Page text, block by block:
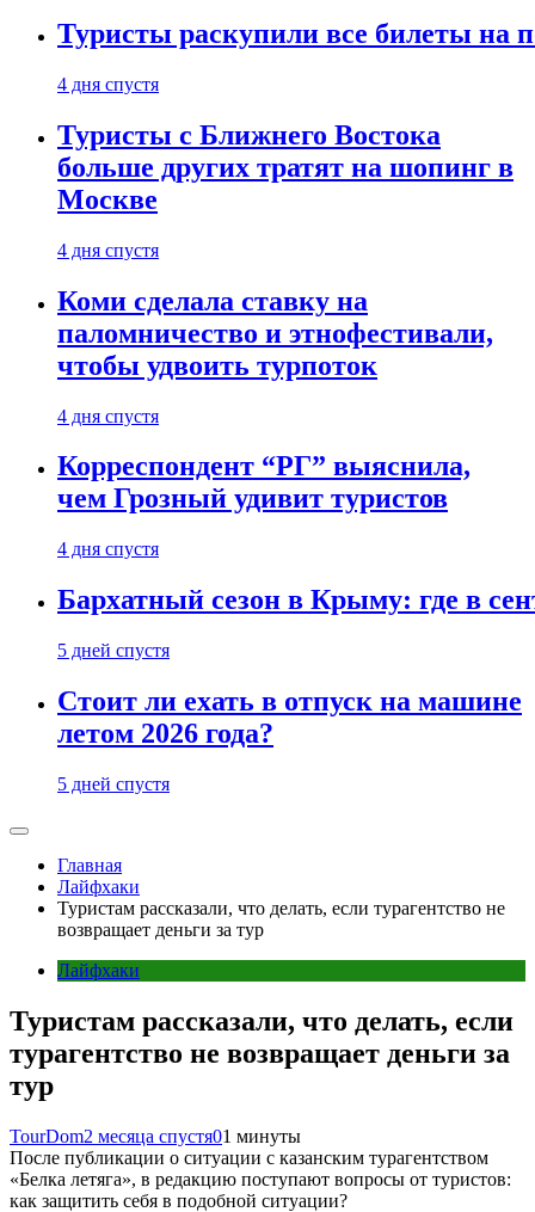
Туристы раскупили все билеты на
4 дня спустя
Туристы с Ближнего Востока
больше других тратят на шопинг в
Москве
4 дня спустя
Коми сделала ставку на
паломничество и этнофестивали,
чтобы удвоить турпоток
4 дня спустя
Корреспондент “РГ” выяснила,
чем Грозный удивит туристов
4 дня спустя
Бархатный сезон в Крыму: где в
5 дней спустя
Стоит ли ехать в отпуск на машине
летом 2026 года?
5 дней спустя
Главная
Лайфхаки
Туристам рассказали, что делать, если турагентство не
возвращает деньги за тур
Лайфхаки
Туристам рассказали, что делать, если
турагентство не возвращает деньги за
тур
TourDom2 месяца спустя01 минуты
После публикации о ситуации с казанским турагентством
«Белка летяга», в редакцию поступают вопросы от туристов:
как защитить себя в подобной ситуации?